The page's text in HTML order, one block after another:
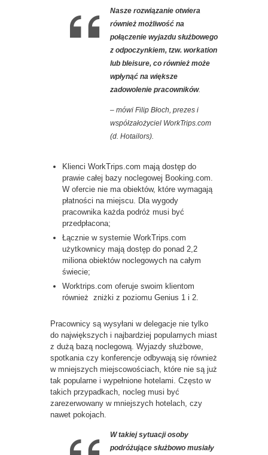
Nasze rozwiązanie otwiera
również możliwość na
połączenie wyjazdu służbowego
z odpoczynkiem, tzw. workation
lub bleisure, co również może
wpłynąć na większe
zadowolenie pracowników.
– mówi Filip Błoch, prezes i
współzałożyciel WorkTrips.com
(d. Hotailors).
Klienci WorkTrips.com mają dostęp do
prawie całej bazy noclegowej Booking.com.
W ofercie nie ma obiektów, które wymagają
płatności na miejscu. Dla wygody
pracownika każda podróż musi być
przedpłacona;
Łącznie w systemie WorkTrips.com
użytkownicy mają dostęp do ponad 2,2
miliona obiektów noclegowych na całym
świecie;
Worktrips.com oferuje swoim klientom
również zniżki z poziomu Genius 1 i 2.
Pracownicy są wysyłani w delegacje nie tylko
do największych i najbardziej popularnych miast
z dużą bazą noclegową. Wyjazdy służbowe,
spotkania czy konferencje odbywają się również
w mniejszych miejscowościach, które nie są już
tak popularne i wypełnione hotelami. Często w
takich przypadkach, nocleg musi być
zarezerwowany w mniejszych hotelach, czy
nawet pokojach.
W takiej sytuacji osoby
podróżujące służbowo musiały